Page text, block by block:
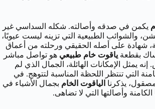
يكمن في صدقه وأصالته. شكله السداسي غير
والشوائب الطبيعية التي تزينه ليست عيوبًا،
شهادة على أصله الحقيقي ورحلته من أعماق
بقطعة ياقوت خام طبيعي هو تواصل مباشر
إنه يمثل الإمكانات الهائلة، الجمال الذي لم
التي تنتظر اللحظة المناسبة لتتوهج. في
يذكرنا الياقوت الخام بجمال الأشياء في
الكامنة وأصالتها التي لا تضاهى.